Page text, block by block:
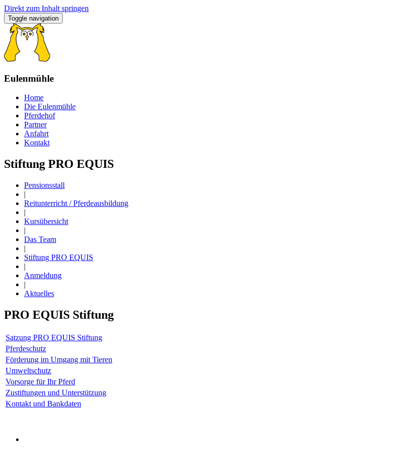
Direkt zum Inhalt springen
Toggle navigation
Eulenmühle
Home
Die Eulenmühle
Pferdehof
Partner
Anfahrt
Kontakt
Stiftung PRO EQUIS
Pensionsstall
|
Reitunterricht / Pferdeausbildung
|
Kursübersicht
|
Das Team
|
Stiftung PRO EQUIS
|
Anmeldung
|
Aktuelles
PRO EQUIS Stiftung
Satzung PRO EQUIS Stiftung
Pferdeschutz
Förderung im Umgang mit Tieren
Umweltschutz
Vorsorge für Ihr Pferd
Zustiftungen und Unterstützung
Kontakt und Bankdaten